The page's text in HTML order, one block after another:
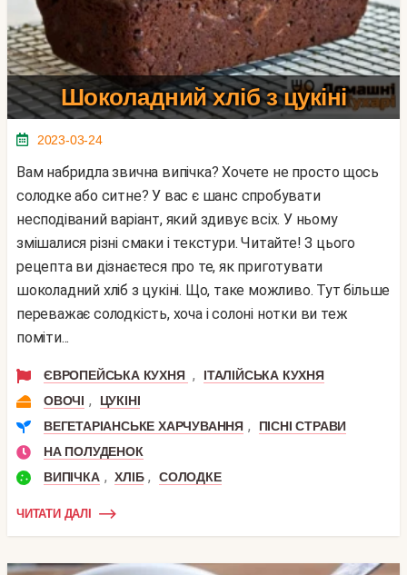
Шоколадний хліб з цукіні
2023-03-24
Вам набридла звична випічка? Хочете не просто щось
солодке або ситне? У вас є шанс спробувати
несподіваний варіант, який здивує всіх. У ньому
змішалися різні смаки і текстури. Читайте! З цього
рецепта ви дізнаєтеся про те, як приготувати
шоколадний хліб з цукіні. Що, таке можливо. Тут більше
переважає солодкість, хоча і солоні нотки ви теж
поміти...
ЄВРОПЕЙСЬКА КУХНЯ ,
ІТАЛІЙСЬКА КУХНЯ
ОВОЧІ ,
ЦУКІНІ
ВЕГЕТАРІАНСЬКЕ ХАРЧУВАННЯ ,
ПІСНІ СТРАВИ
НА ПОЛУДЕНОК
ВИПІЧКА , ХЛІБ , СОЛОДКЕ
ЧИТАТИ ДАЛІ